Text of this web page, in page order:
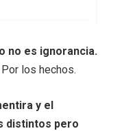
no es ignorancia.
Por los hechos.
y el
distintos pero